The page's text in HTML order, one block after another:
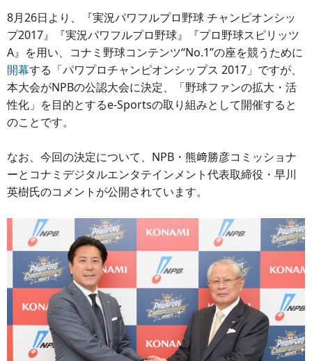
8月26日より、『実況パワフルプロ野球 チャンピオンシッ
プ2017』『実況パワフルプロ野球』『プロ野球スピリッツ
A』を用い、コナミ野球コンテンツ“No.1”の座を競うために
開幕する「パワプロチャンピオンシップス 2017」ですが、
本大会がNPBの公認大会に決定、「野球ファンの拡大・活
性化」を目的とするe-Sportsの取り組みとして開催すると
のことです。
なお、今回の決定について、NPB・熊﨑勝彦コミッショナ
ーとコナミデジタルエンタテインメント代表取締役・早川
英樹氏のコメントが公開されています。